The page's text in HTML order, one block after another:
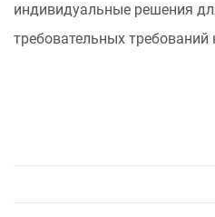
индивидуальные решения
требовательных